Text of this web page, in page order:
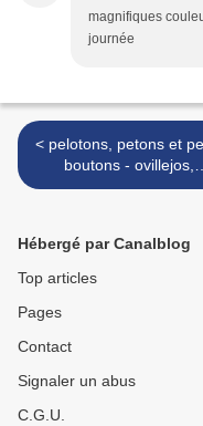
magnifiques
journée
< pelotons, petons et petits
boutons - ovillejos,
piecezuelos y
Hébergé par Canalblog
Top articles
Pages
Contact
Signaler un abus
C.G.U.